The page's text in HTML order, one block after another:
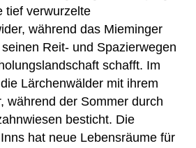
tief verwurzelte
während das Mieminger
Reit- und Spazierwegen
schafft. Im
Lärchenwälder mit ihrem
während der Sommer durch
besticht. Die
hat neue Lebensräume für